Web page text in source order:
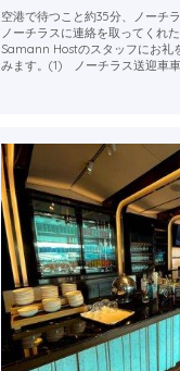
空港で待つこと約35分、ノーチ
ノーチラスに連絡を取ってくれ
Samann Hostのスタッフにお礼
みます。(1) ノーチラス送迎車